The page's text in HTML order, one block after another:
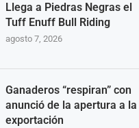
Llega a Piedras Negras el
Tuff Enuff Bull Riding
agosto 7, 2026
Ganaderos “respiran” con
anunció de la apertura a la
exportación